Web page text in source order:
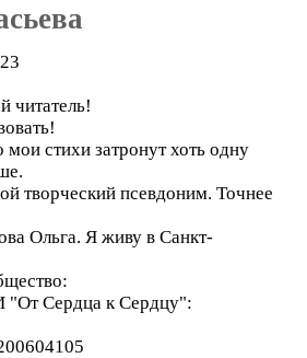
читатель!
стихи затронут хоть одну
творческий псевдоним. Точнее
Ольга. Я живу в Санкт-
Сердца к Сердцу":